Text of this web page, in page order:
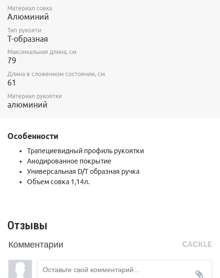
Материал совка
Алюминий
Тип рукояти
Т-образная
Максимальная длина, см
79
Длина в сложенном состоянии, см
61
Материал рукоятки
алюминий
Особенности
Трапециевидный профиль рукоятки
Анодированное покрытие
Универсальная D/T образная ручка
Объем совка 1,14л.
Отзывы
Комментарии